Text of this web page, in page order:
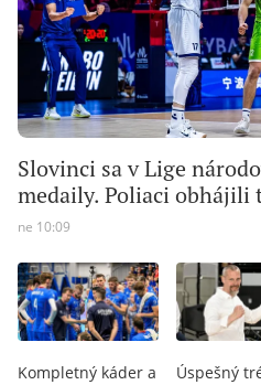
Slovinci sa v Lige
medaily. Poliaci obhájili
ne 10:09
Kompletný káder a
Úspešný